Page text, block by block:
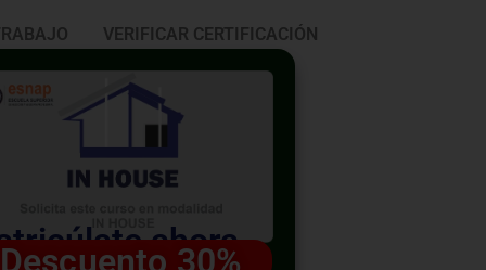
VERIFICAR CERTIFICACIÓN
ahora
Descuento 30%